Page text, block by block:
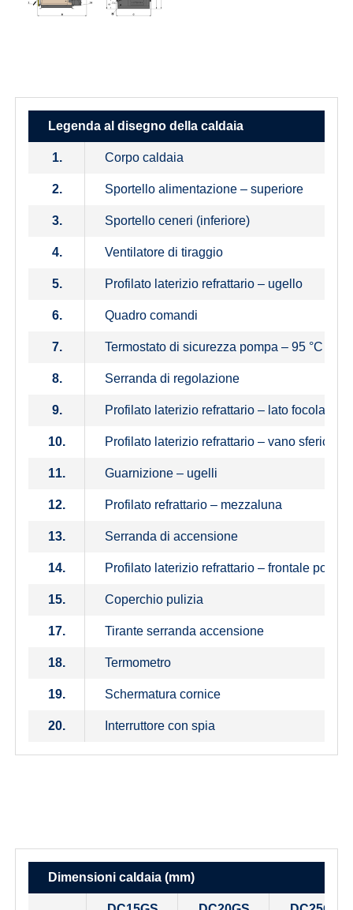
Legenda al disegno della caldaia
1. Corpo caldaia
2. Sportello alimentazione – superiore
3. Sportello ceneri (inferiore)
4. Ventilatore di tiraggio
5. Profilato laterizio refrattario – ugello
6. Quadro comandi
7. Termostato di sicurezza pompa – 95 °C
8. Serranda di regolazione
9. Profilato laterizio refrattario – lato focolare
10. Profilato laterizio refrattario – vano sferico
11. Guarnizione – ugelli
12. Profilato refrattario – mezzaluna
13. Serranda di accensione
14. Profilato laterizio refrattario – frontale
15. Coperchio pulizia
17. Tirante serranda accensione
18. Termometro
19. Schermatura cornice
20. Interruttore con spia
Dimensioni caldaia (mm)